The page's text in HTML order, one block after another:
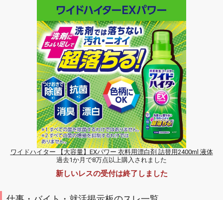
ワイドハイター 【大容量】EXパワー 衣料用漂白剤 詰替用2400ml 液体
過去1か月で8万点以上購入されました
新しいレスの受付は終了しました